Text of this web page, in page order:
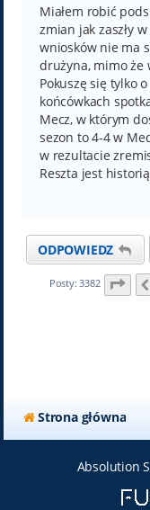
t
Miałem robić
zmian jak zaszły
wniosków nie ma
drużyna, mimo że
Pokuszę się tylko
końcówkach
Mecz, w którym
sezon to 4-4 w
w rezultacie
Reszta jest
ODPOWIEDZ
Posty: 3382
Strona główna
Absolution